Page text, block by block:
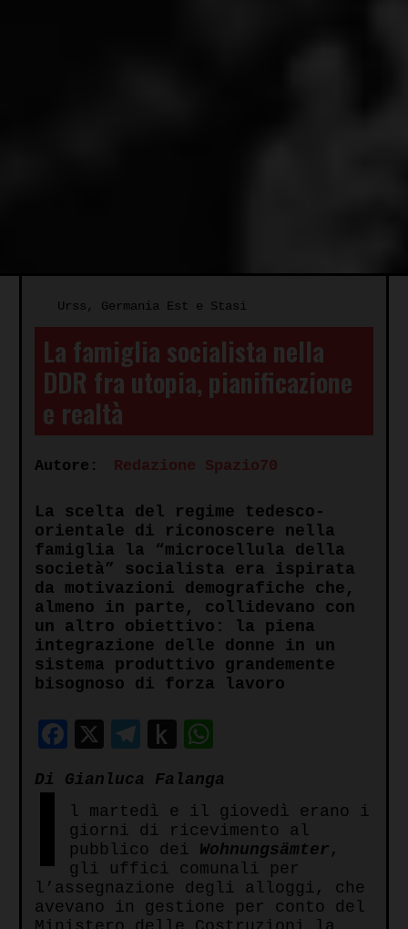
Urss, Germania Est e Stasi
La famiglia socialista nella
DDR fra utopia, pianificazione
e realtà
Autore: Redazione Spazio70
La scelta del regime tedesco-
orientale di riconoscere nella
famiglia la “microcellula della
società” socialista era ispirata
da motivazioni demografiche che,
almeno in parte, collidevano con
un altro obiettivo: la piena
integrazione delle donne in un
sistema produttivo grandemente
bisognoso di forza lavoro
Facebook
X Telegram
Push
Kindle
Di Gianluca Falanga
I
l martedì e il giovedì erano i
giorni di ricevimento al
pubblico dei Wohnungsämter ,
gli uffici comunali per
l’assegnazione degli alloggi, che
avevano in gestione per conto del